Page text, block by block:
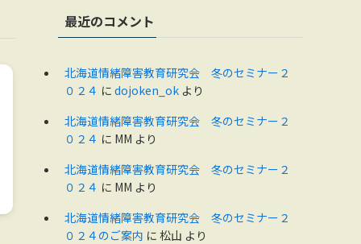
最近のコメント
北海道情緒障害教育研究会 冬のセミナー２
０２４ に dojoken_ok より
北海道情緒障害教育研究会 冬のセミナー２
０２４ に MM より
北海道情緒障害教育研究会 冬のセミナー２
０２４ に MM より
北海道情緒障害教育研究会 冬のセミナー２
０２４のご案内 に 松山 より